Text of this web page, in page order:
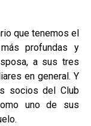
que tenemos el
profundas y
a sus tres
en general. Y
socios del Club
uno de sus